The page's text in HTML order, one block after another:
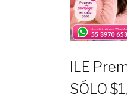
ILE
SÓLO